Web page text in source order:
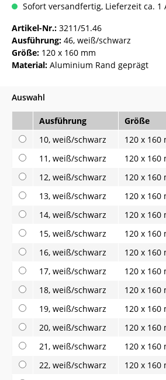
Sofort versandfertig, Lieferzeit ca. 1
Artikel-Nr.: 3211/51.46
Ausführung: 46, weiß/schwarz
Größe: 120 x 160 mm
Material: Aluminium Rand geprägt
Auswahl
Ausführung Größe
10, weiß/schwarz
120 x 160
11, weiß/schwarz
120 x 160
12, weiß/schwarz
120 x 160
13, weiß/schwarz
120 x 160
14, weiß/schwarz
120 x 160
15, weiß/schwarz
120 x 160
16, weiß/schwarz
120 x 160
17, weiß/schwarz
120 x 160
18, weiß/schwarz
120 x 160
19, weiß/schwarz
120 x 160
20, weiß/schwarz
120 x 160
21, weiß/schwarz
120 x 160
22, weiß/schwarz
120 x 160